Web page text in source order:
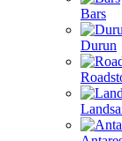
Bars
Durun